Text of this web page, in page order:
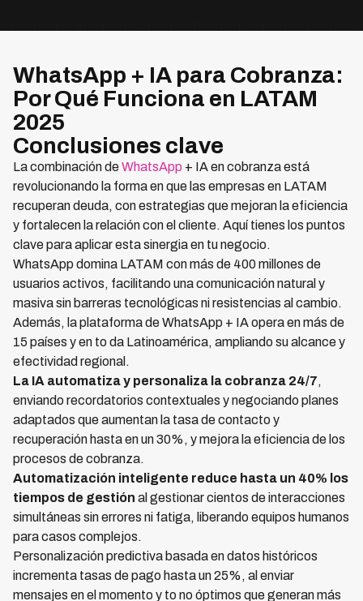
WhatsApp + IA para Cobranza:
Por Qué Funciona en LATAM
2025
Conclusiones clave
La combinación deWhatsApp + IA en cobranza está
revolucionando la forma en que las empresas en LATAM
recuperan deuda, con estrategias que mejoran la eficiencia
y fortalecen la relación con el cliente. Aquí tienes los puntos
clave para aplicar esta sinergia en tu negocio.
WhatsApp domina LATAM con más de 400 millones de
usuarios activos, facilitando una comunicación natural y
masiva sin barreras tecnológicas ni resistencias al cambio.
Además, la plataforma de WhatsApp + IA opera en más de
15 países y en to da Latinoamérica, ampliando su alcance y
efectividad regional.
La IA automatiza y personaliza la cobranza 24/7,
enviando recordatorios contextuales y negociando planes
adaptados que aumentan la tasa de contacto y
recuperación hasta en un 30%, y mejora la eficiencia de los
procesos de cobranza.
Automatización inteligente reduce hasta un 40% los
tiempos de gestión al gestionar cientos de interacciones
simultáneas sin errores ni fatiga, liberando equipos humanos
para casos complejos.
Personalización predictiva basada en datos históricos
incrementa tasas de pago hasta un 25%, al enviar
mensajes en el momento y to no óptimos que generan más